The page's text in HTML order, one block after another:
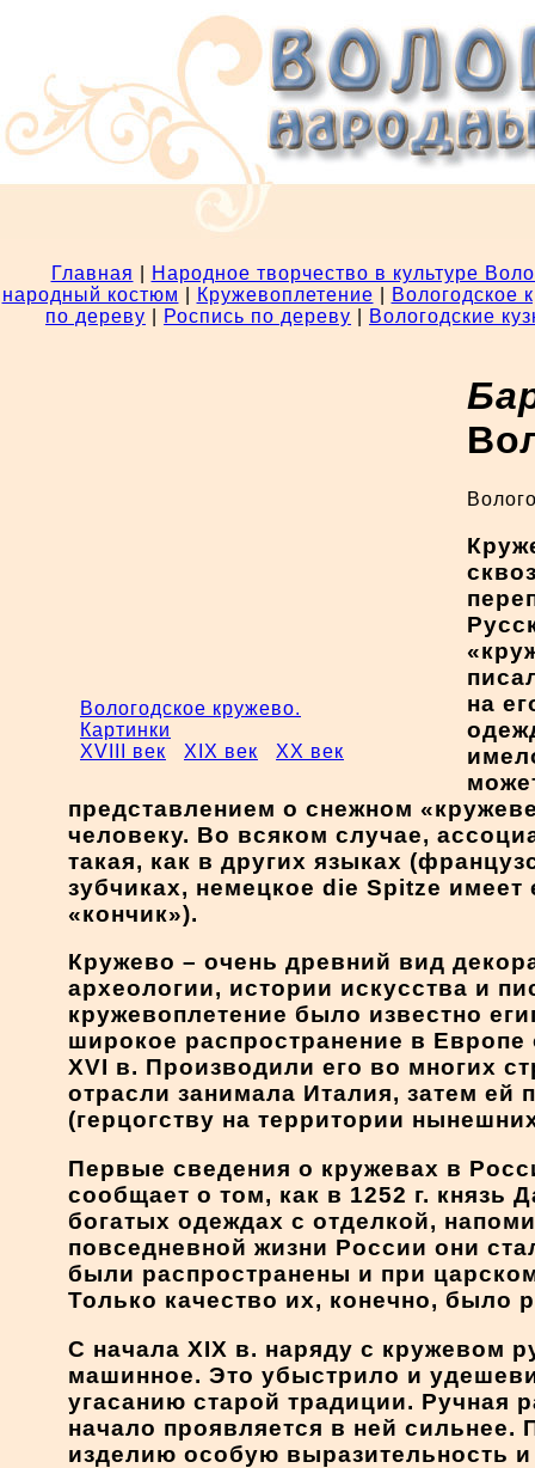
Главная
Народное творчество в культуре
народный костюм
Кружевоплетение
Вологодское
по дереву
Роспись по дереву Вологодские
Вологодское кружево.
Картинки
XVIII век
XIX век XX век
на
представлением о снежном
человеку. Во всяком случае,
такая, как в других языках
зубчиках, немецкое die Spitze
«кончик»).
Кружево – очень древний вид
археологии, истории искусства и
кружевоплетение было известно
широкое распространение в
XVI в. Производили его во многих
отрасли занимала Италия, затем
(герцогству на территории
Первые сведения о кружевах в
сообщает о том, как в 1252 г. князь
богатых одеждах с отделкой,
повседневной жизни России они
были распространены и при
Только качество их, конечно, было
С начала XIX в. наряду с кружевом
машинное. Это убыстрило и
угасанию старой традиции. Ручная
начало проявляется в ней сильнее.
изделию особую выразительность и